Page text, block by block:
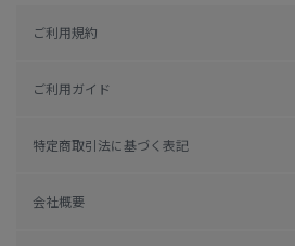
ご利用規約
ご利用ガイド
特定商取引法に基づく表記
会社概要